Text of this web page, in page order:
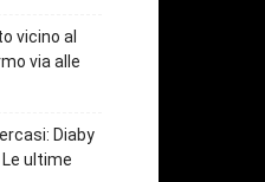
vicino al
via alle
Diaby
ultime